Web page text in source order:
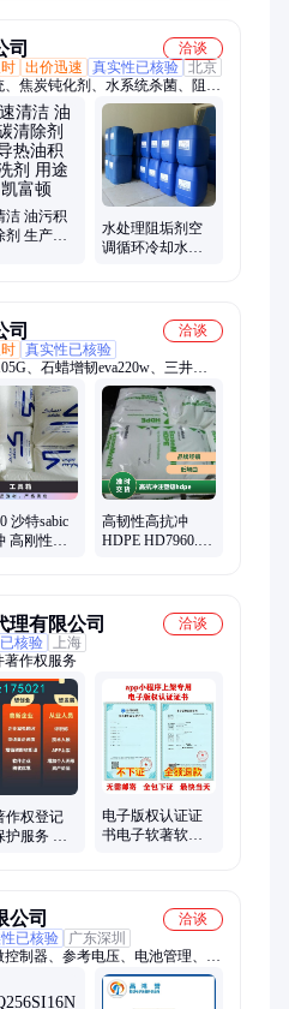
司
洽谈
出价迅速 真实性已核验 北京
焦炭钝化剂、水系统杀菌、阻垢
剂、脱硫增效剂、在线清洗剂、
统管道、无二氧化氯、空调冷凝
类、烟气湿法脱硫、高电导反渗
管、导热油炉清洗、玻璃鳞片胶
锈、填料水垢清洗
洁 油污积
剂 生产导
水处理阻垢剂空
调循环冷却水专
司
洽谈
真实性已核验
、石蜡增韧eva220w、三井
ppj105g
沙特sabic
高刚性
高韧性高抗冲
HDPE HD7960.13
理有限公司
洽谈
核验
上海
著作权服务
作权登记
护服务 可
电子版权认证证
书电子软著软件
公司
洽谈
已核验
广东深圳
制器、参考电压、电池管理、视
大器、开关稳压器、数字隔离
点火控制器、开关控制器、可编